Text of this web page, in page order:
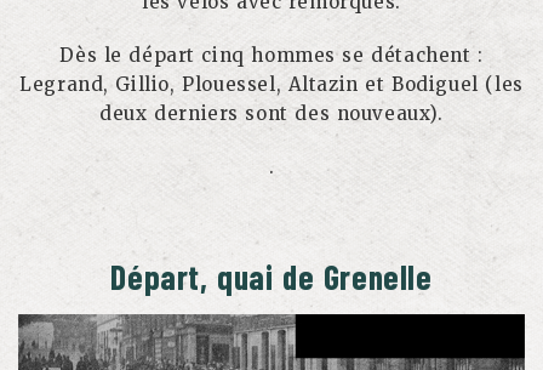
Dès le départ cinq hommes se détachent :
Legrand, Gillio, Plouessel, Altazin et Bodiguel (les
deux derniers sont des nouveaux).
.
Départ, quai de Grenelle